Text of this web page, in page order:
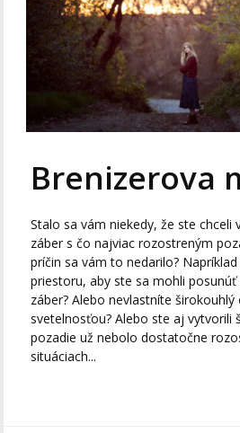
Brenizerova
Stalo sa vám niekedy, že ste
záber s čo najviac rozostreným
príčin sa vám to nedarilo?
priestoru, aby ste sa mohli
záber? Alebo nevlastníte
svetelnosťou? Alebo ste aj vytvorili
pozadie už nebolo dostatočne
situáciach...